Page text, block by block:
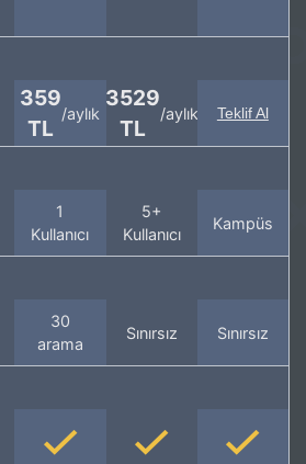
359
TL
/aylık
3529
TL
/aylık Teklif Al
1
Kullanıcı
5+
Kullanıcı
Kampüs
30
arama
Sınırsız Sınırsız